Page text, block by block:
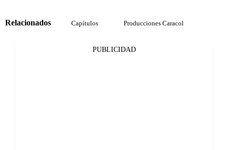
Relacionados Capítulos Producciones Caracol
PUBLICIDAD